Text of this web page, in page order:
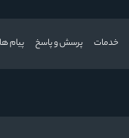
خدمات پرسش و پاسخ پیام ها